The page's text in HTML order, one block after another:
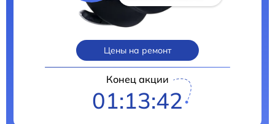
Цены на ремонт
Конец акции
01:13:41